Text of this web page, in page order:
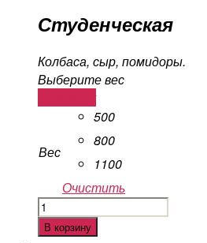
Студенческая
Колбаса, сыр, помидоры.
Выберите вес
Вес
500
800
1100
Очистить
Количество
Студенческая
В корзину